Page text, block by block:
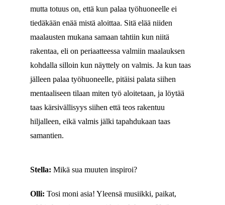
mutta totuus on, että kun palaa työhuoneelle ei
tiedäkään enää mistä aloittaa. Sitä elää niiden
maalausten mukana samaan tahtiin kun niitä
rakentaa, eli on periaatteessa valmiin maalauksen
kohdalla silloin kun näyttely on valmis. Ja kun taas
jälleen palaa työhuoneelle, pitäisi palata siihen
mentaaliseen tilaan miten työ aloitetaan, ja löytää
taas kärsivällisyys siihen että teos rakentuu
hiljalleen, eikä valmis jälki tapahdukaan taas
samantien.
Stella: Mikä sua muuten inspiroi?
Olli: Tosi moni asia! Yleensä musiikki, paikat,